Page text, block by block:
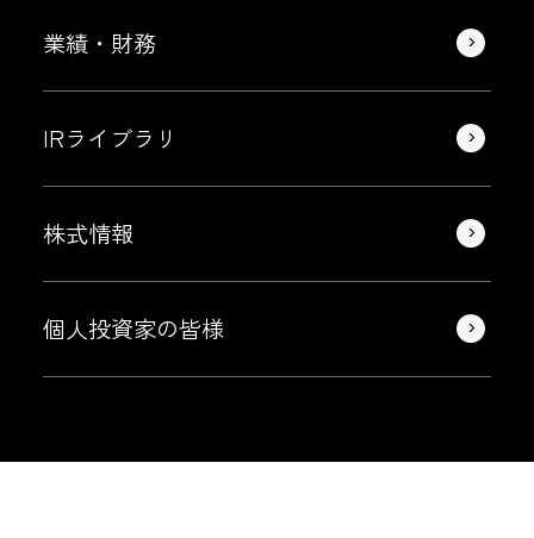
業績・財務
IRライブラリ
株式情報
個人投資家の皆様